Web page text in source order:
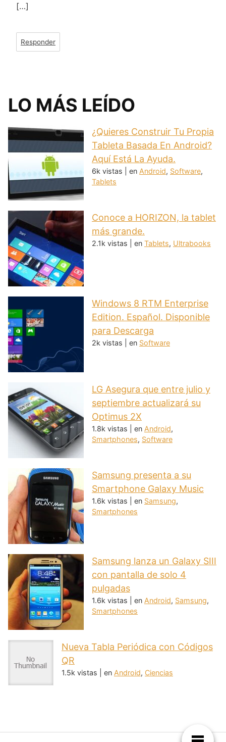
[…]
Responder
LO MÁS LEÍDO
¿Quieres Construir Tu Propia
Tableta Basada En Android?
Aquí Está La Ayuda.
6k vistas en Android, Software,
Tablets
Conoce a HORIZON, la tablet
más grande.
2.1k vistas en Tablets, Ultrabooks
Windows 8 RTM Enterprise
Edition. Español. Disponible
para Descarga
2k vistas en Software
LG Asegura que entre julio y
septiembre actualizará su
Optimus 2X
1.8k vistas en Android,
Smartphones, Software
Samsung presenta a su
Smartphone Galaxy Music
1.6k vistas en Samsung,
Smartphones
Samsung lanza un Galaxy SIII
con pantalla de solo 4
pulgadas
1.6k vistas en Android, Samsung,
Smartphones
Nueva Tabla Periódica con Códigos
QR
1.5k vistas en Android, Ciencias